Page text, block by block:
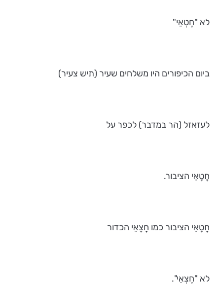
לא "חֶטְאֵי"
ביום הכיפורים היו משלחים שעיר (תיש צעיר)
לעזאזל (הר במדבר) לכפר על
חֲטָאֵי הציבור.
חֲטָאֵי הציבור כמו חֲצָאֵי הכדור
לא "חֶצְאֵי".